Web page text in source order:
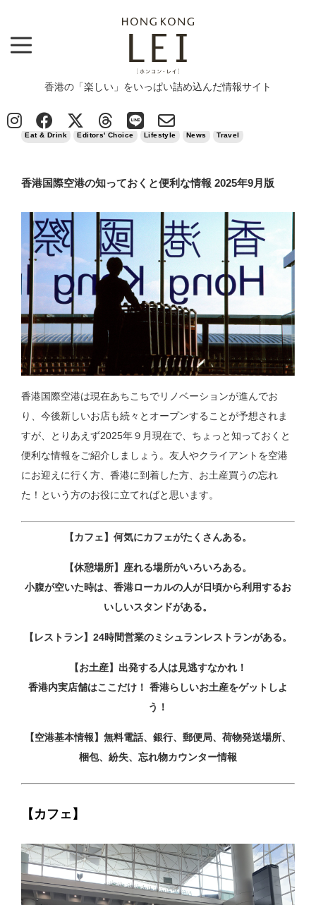
香港の「楽しい」をいっぱい詰め込んだ情報サイト
News > Eat & Drink > 香港国際空港の知っておくと便利な情報 2025年9月版
Eat & Drink Editors' Choice Lifestyle News Travel
香港国際空港の知っておくと便利な情報 2025年9月版
香港国際空港は現在あちこちでリノベーションが進んでお
り、今後新しいお店も続々とオープンすることが予想されま
すが、とりあえず2025年９月現在で、ちょっと知っておくと
便利な情報をご紹介しましょう。友人やクライアントを空港
にお迎えに行く方、香港に到着した方、お土産買うの忘れ
た！という方のお役に立てればと思います。
【カフェ】何気にカフェがたくさんある。
【休憩場所】座れる場所がいろいろある。
小腹が空いた時は、香港ローカルの人が日頃から利用するお
いしいスタンドがある。
【レストラン】24時間営業のミシュランレストランがある。
【お土産】出発する人は見逃すなかれ！
香港内実店舗はここだけ！ 香港らしいお土産をゲットしよ
う！
【空港基本情報】無料電話、銀行、郵便局、荷物発送場所、
梱包、紛失、忘れ物カウンター情報
【カフェ】